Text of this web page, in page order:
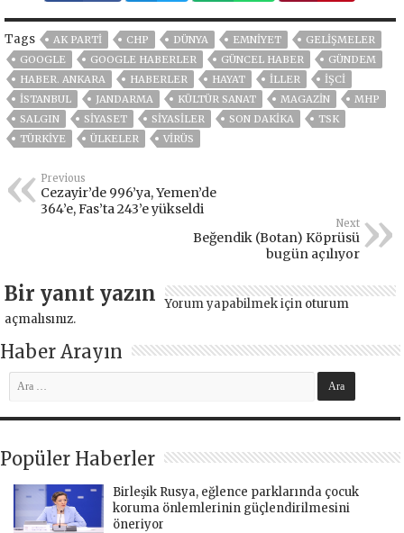
Tags AK PARTİ CHP DÜNYA EMNİYET
GELIŞMELER
GOOGLE
GOOGLE HABERLER GÜNCEL HABER
GÜNDEM
HABER. ANKARA
HABERLER HAYAT İLLER
İŞCİ
ISTANBUL
JANDARMA KÜLTÜR SANAT MAGAZİN
MHP
SALGIN
SİYASET SİYASİLER SON DAKIKA
TSK
TÜRKİYE
ÜLKELER VIRÜS
Previous
Cezayir’de 996’ya, Yemen’de
364’e, Fas’ta 243’e yükseldi
Next
Beğendik (Botan) Köprüsü
bugün açılıyor
Bir yanıt yazın Yorum yapabilmek için oturum
açmalısınız.
Haber Arayın
Popüler Haberler
Birleşik Rusya, eğlence parklarında çocuk
koruma önlemlerinin güçlendirilmesini
öneriyor